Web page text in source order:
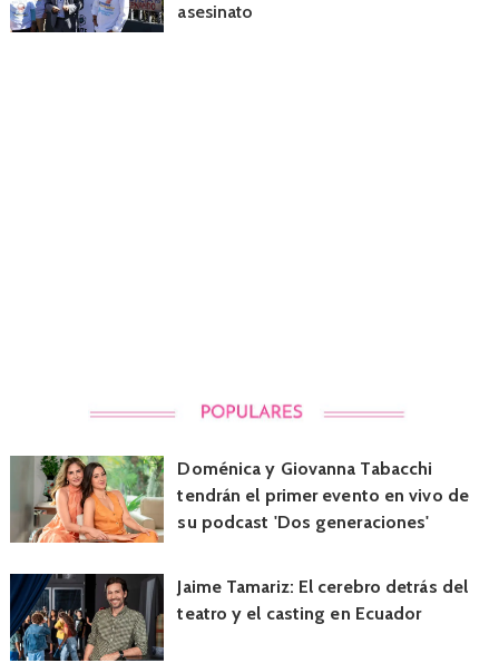
asesinato
Doménica y Giovanna Tabacchi
tendrán el primer evento en vivo de
su podcast 'Dos generaciones'
Jaime Tamariz: El cerebro detrás del
teatro y el casting en Ecuador